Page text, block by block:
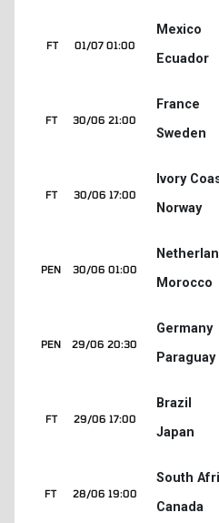
01/07 01:00
FT
Mexico
Ecuador
30/06 21:00
FT
France
Sweden
30/06 17:00
FT
Ivory
Norway
30/06 01:00
PEN
Morocco
29/06 20:30
PEN
Germany
Paraguay
29/06 17:00
FT
Brazil
Japan
28/06 19:00
FT
South
Canada